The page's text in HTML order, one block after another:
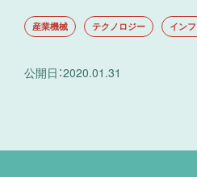
産業機械 テクノロジー イン
公開日 ：2020.01.31